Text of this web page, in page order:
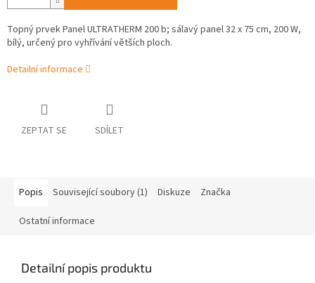
Topný prvek Panel ULTRATHERM 200 b; sálavý panel 32 x 75 cm, 200 W,
bílý, určený pro vyhřívání větších ploch.
Detailní informace
ZEPTAT SE SDÍLET
Popis Související soubory (1) Diskuze Značka
Ostatní informace
Detailní popis produktu